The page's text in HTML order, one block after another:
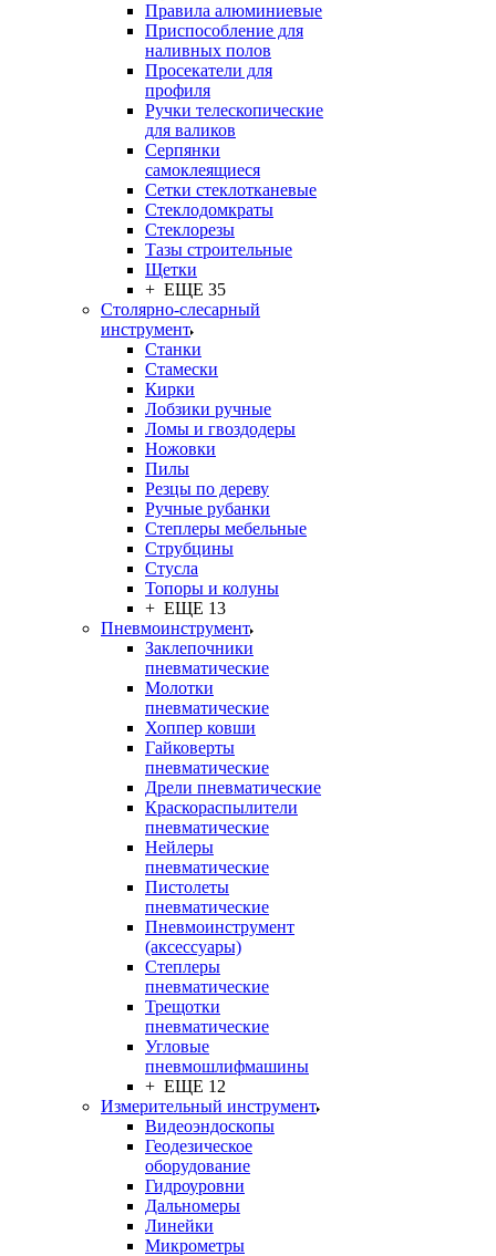
Правила алюминиевые
Приспособление для
наливных полов
Просекатели для
профиля
Ручки телескопические
для валиков
Серпянки
самоклеящиеся
Сетки стеклотканевые
Стеклодомкраты
Стеклорезы
Тазы строительные
Щетки
+ ЕЩЕ 35
Столярно-слесарный
инструмент
Станки
Стамески
Кирки
Лобзики ручные
Ломы и гвоздодеры
Ножовки
Пилы
Резцы по дереву
Ручные рубанки
Степлеры мебельные
Струбцины
Стусла
Топоры и колуны
+ ЕЩЕ 13
Пневмоинструмент
Заклепочники
пневматические
Молотки
пневматические
Хоппер ковши
Гайковерты
пневматические
Дрели пневматические
Краскораспылители
пневматические
Нейлеры
пневматические
Пистолеты
пневматические
Пневмоинструмент
(аксессуары)
Степлеры
пневматические
Трещотки
пневматические
Угловые
пневмошлифмашины
+ ЕЩЕ 12
Измерительный инструмент
Видеоэндоскопы
Геодезическое
оборудование
Гидроуровни
Дальномеры
Линейки
Микрометры